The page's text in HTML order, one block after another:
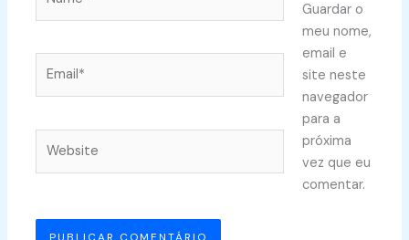
Guardar o
meu nome,
email e
site neste
navegador
para a
próxima
vez que eu
comentar.